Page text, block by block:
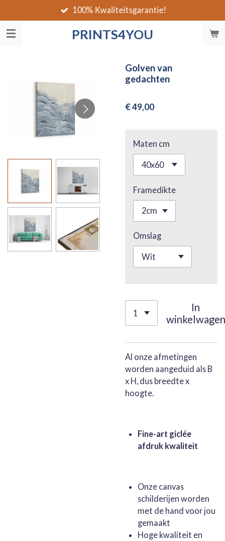
direct
naar
PRINTS4YOU
100% Kwaliteitsgarantie!
Golven van
gedachten
€ 49,00
Maten cm
Framedikte
Omslag
In
winkelwagen
Al onze afmetingen
worden aangeduid als B
x H, dus breedte x
hoogte.
Fine-art giclée
afdruk kwaliteit
Onze canvas
schilderijen worden
met de hand voor jou
gemaakt
Hoge kwaliteit en